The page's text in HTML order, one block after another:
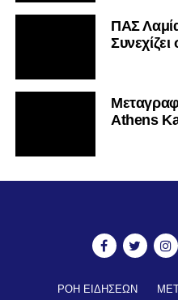
ΠΑΣ
Athens
ΡΟΗ ΕΙΔΗΣΕΩΝ